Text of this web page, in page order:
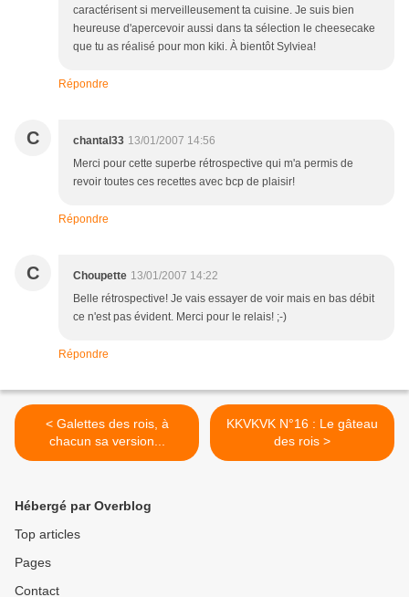
caractérisent si merveilleusement ta cuisine. Je suis bien
heureuse d'apercevoir aussi dans ta sélection le cheesecake
que tu as réalisé pour mon kiki. À bientôt Sylviea!
Répondre
C chantal33 13/01/2007 14:56
Merci pour cette superbe rétrospective qui m'a permis de
revoir toutes ces recettes avec bcp de plaisir!
Répondre
C Choupette 13/01/2007 14:22
Belle rétrospective! Je vais essayer de voir mais en bas débit
ce n'est pas évident. Merci pour le relais! ;-)
Répondre
< Galettes des rois, à
chacun sa version...
KKVKVK N°16 : Le gâteau
des rois >
Hébergé par Overblog
Top articles
Pages
Contact